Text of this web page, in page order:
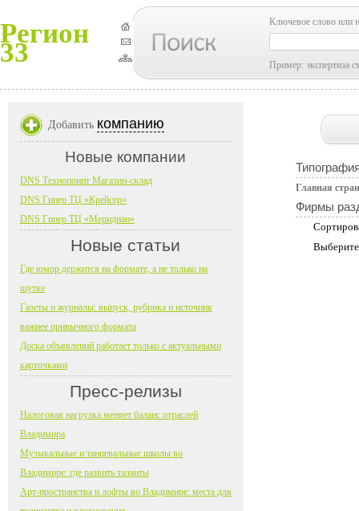
Регион
33
Ключевое слово или
Пример: экспертиза
Главная
Фирмы
Добавить компанию
Новые компании
DNS Технопоинт Магазин-склад
DNS Гипер ТЦ «Крейсер»
DNS Гипер ТЦ «Меридиан»
Новые статьи
Где юмор держится на формате, а не только на
шутке
Газеты и журналы: выпуск, рубрика и источник
важнее привычного формата
Доска объявлений работает только с актуальными
карточками
Пресс-релизы
Налоговая нагрузка меняет баланс отраслей
Владимира
Музыкальные и танцевальные школы во
Владимире: где развить таланты
Арт-пространства и лофты во Владимире: места для